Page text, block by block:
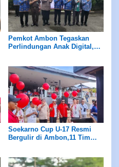
Pemkot Ambon Tegaskan
Perlindungan Anak Digital,
Soekarno Cup U-17 Resmi
Bergulir di Ambon,11 Tim